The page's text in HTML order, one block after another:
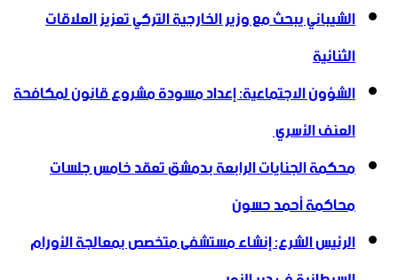
الشيباني يبحث مع وزير الخارجية التركي تعزيز العلاقات
الثنائية
الشؤون الاجتماعية: إعداد مسودة مشروع قانون لمكافحة
العنف الأسري ‏
محكمة الجنايات الرابعة بدمشق تعقد خامس جلسات
محاكمة أحمد حسون
الرئيس الشرع: إنشاء ‌‏مستشفى متخصص بمعالجة الأورام